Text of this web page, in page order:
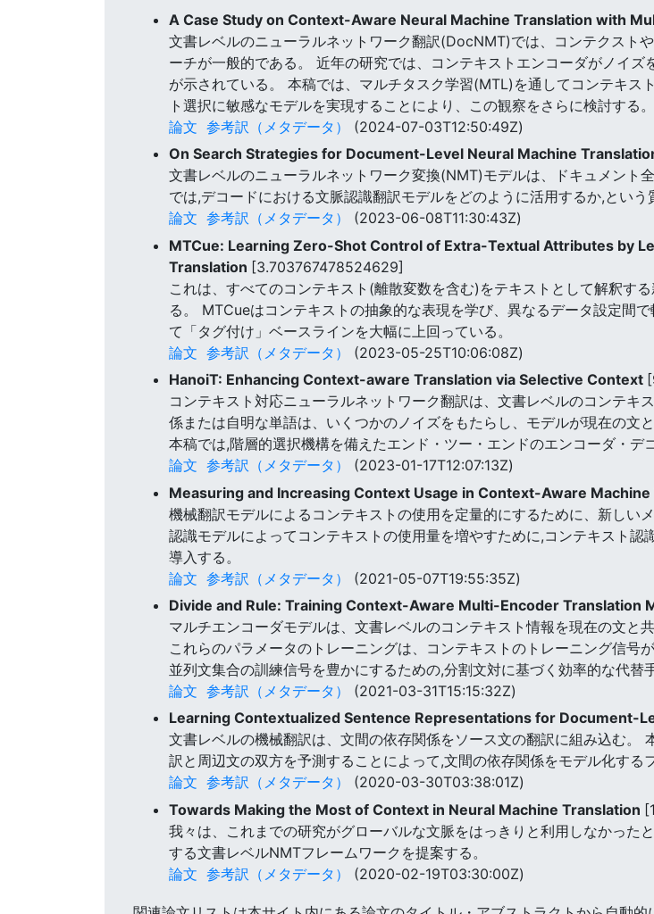
A Case Study on Context-Aware Neural Machine Translation with
文書レベルのニューラルネットワーク翻訳(DocNMT)では、コンテクスト
ーチが一般的である。 近年の研究では、コンテキストエンコーダがノイ
が示されている。 本稿では、マルチタスク学習(MTL)を通してコンテキス
ト選択に敏感なモデルを実現することにより、この観察をさらに検討する。
論文 参考訳（メタデータ）
(2024-07-03T12:50:49Z)
On Search Strategies for Document-Level Neural Machine
文書レベルのニューラルネットワーク変換(NMT)モデルは、ドキュメント
では,デコードにおける文脈認識翻訳モデルをどのように活用するか,という
論文 参考訳（メタデータ）
(2023-06-08T11:30:43Z)
MTCue: Learning Zero-Shot Control of Extra-Textual Attributes by
Translation [3.703767478524629]
これは、すべてのコンテキスト(離散変数を含む)をテキストとして解釈す
る。 MTCueはコンテキストの抽象的な表現を学び、異なるデータ設定間
て「タグ付け」ベースラインを大幅に上回っている。
論文 参考訳（メタデータ）
(2023-05-25T10:06:08Z)
HanoiT: Enhancing Context-aware Translation via Selective Context
コンテキスト対応ニューラルネットワーク翻訳は、文書レベルのコンテ
係または自明な単語は、いくつかのノイズをもたらし、モデルが現在の
本稿では,階層的選択機構を備えたエンド・ツー・エンドのエンコーダ・デ
論文 参考訳（メタデータ）
(2023-01-17T12:07:13Z)
Measuring and Increasing Context Usage in Context-Aware
機械翻訳モデルによるコンテキストの使用を定量的にするために、新しい
認識モデルによってコンテキストの使用量を増やすために,コンテキスト
導入する。
論文 参考訳（メタデータ）
(2021-05-07T19:55:35Z)
Divide and Rule: Training Context-Aware Multi-Encoder Translation
マルチエンコーダモデルは、文書レベルのコンテキスト情報を現在の文と
これらのパラメータのトレーニングは、コンテキストのトレーニング信
並列文集合の訓練信号を豊かにするための,分割文対に基づく効率的な代替
論文 参考訳（メタデータ）
(2021-03-31T15:15:32Z)
Learning Contextualized Sentence Representations for Document-
文書レベルの機械翻訳は、文間の依存関係をソース文の翻訳に組み込む
訳と周辺文の双方を予測することによって,文間の依存関係をモデル化する
論文 参考訳（メタデータ）
(2020-03-30T03:38:01Z)
Towards Making the Most of Context in Neural Machine Translation
我々は、これまでの研究がグローバルな文脈をはっきりと利用しなかった
する文書レベルNMTフレームワークを提案する。
論文 参考訳（メタデータ） (2020-02-19T03:30:00Z)